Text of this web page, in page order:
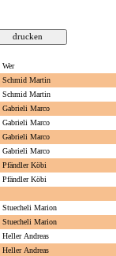
Wer
Schmid Martin
Schmid Martin
Gabrieli Marco
Gabrieli Marco
Gabrieli Marco
Gabrieli Marco
Pfändler Köbi
Pfändler Köbi
Stuecheli Marion
Stuecheli Marion
Heller Andreas
Heller Andreas